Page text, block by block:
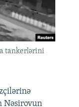
tankerlərini
Nəsirovun